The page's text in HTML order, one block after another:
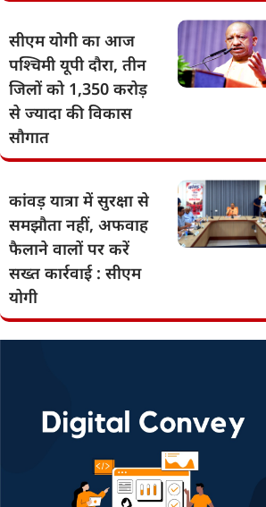
सीएम योगी का आज
पश्चिमी यूपी दौरा, तीन
जिलों को 1,350 करोड़
से ज्यादा की विकास
सौगात
कांवड़ यात्रा में सुरक्षा से
समझौता नहीं, अफवाह
फैलाने वालों पर करें
सख्त कार्रवाई : सीएम
योगी